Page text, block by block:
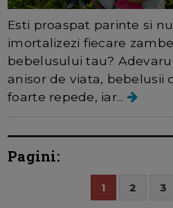
Esti proaspat parinte si
imortalizezi fiecare
bebelusului tau?
anisor de viata, bebelusii
foarte repede, iar...
Pagini:
1 2 3